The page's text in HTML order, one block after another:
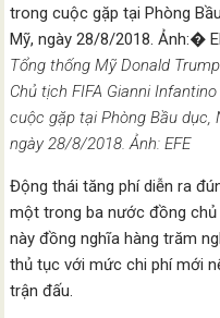
Tổng thống Mỹ Donald
Chủ tịch FIFA Gianni
cuộc gặp tại Phòng Bầu dục,
ngày 28/8/2018. Ảnh: EFE
Động thái tăng phí diễn ra
một trong ba nước đồng chủ
này đồng nghĩa hàng trăm
thủ tục với mức chi phí mới
trận đấu.